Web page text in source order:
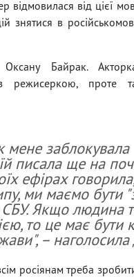
відмовилася від цієї
знятися в
Байрак.
з режисеркою, проте
мене заблокувала
писала ще на
ефірах
ми маємо
Якщо людина
то це має бути
–
росіянам треба